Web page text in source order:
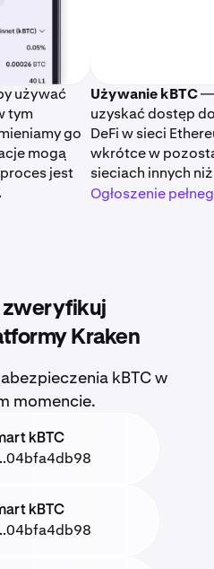
używać
tym
go
mogą
jest
Używanie kBTC—
uzyskać dostęp
DeFi w sieci
wkrótce w
sieciach innych niż
Ogłoszenie
zweryfikuj
Kraken
kBTC w
momencie.
kBTC
kBTC